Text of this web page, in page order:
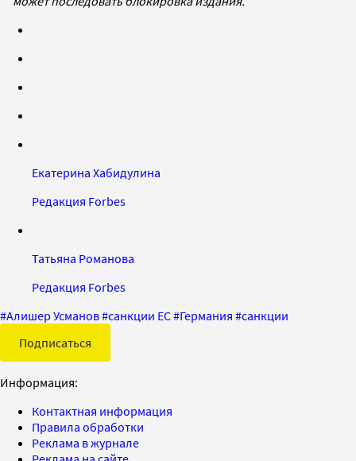
Екатерина Хабидулина
Редакция Forbes
Татьяна Романова
Редакция Forbes
#Алишер Усманов#санкции ЕС#Германия #санкции
Подписаться
Информация:
Контактная информация
Правила обработки
Реклама в журнале